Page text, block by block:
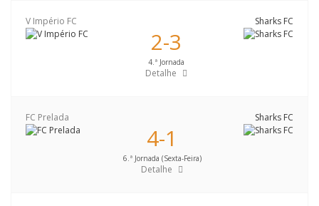
V Império FC Sharks FC
2-3
4.ª Jornada
Detalhe
FC Prelada Sharks FC
4-1
6.ª Jornada (Sexta-Feira)
Detalhe